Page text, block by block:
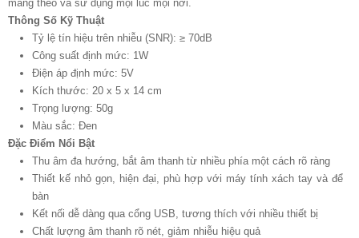
mang theo và sử dụng mọi lúc mọi nơi.
Thông Số Kỹ Thuật
Tỷ lệ tín hiệu trên nhiễu (SNR): ≥ 70dB
Công suất định mức: 1W
Điện áp định mức: 5V
Kích thước: 20 x 5 x 14 cm
Trọng lượng: 50g
Màu sắc: Đen
Đặc Điểm Nổi Bật
Thu âm đa hướng, bắt âm thanh từ nhiều phía một cách rõ ràng
Thiết kế nhỏ gọn, hiện đại, phù hợp với máy tính xách tay và để
bàn
Kết nối dễ dàng qua cổng USB, tương thích với nhiều thiết bị
Chất lượng âm thanh rõ nét, giảm nhiễu hiệu quả